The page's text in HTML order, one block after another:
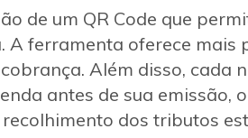
de um QR Code que
A ferramenta oferece
Além disso, cada
antes de sua emissão,
dos tributos